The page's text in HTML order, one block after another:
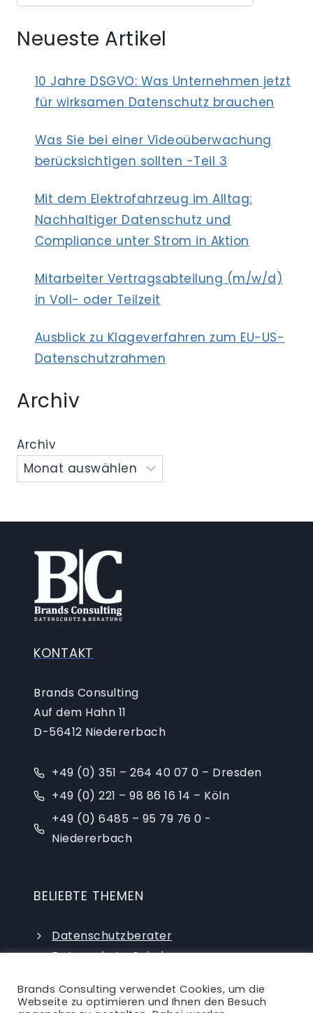
Neueste Artikel
10 Jahre DSGVO: Was Unternehmen jetzt
für wirksamen Datenschutz brauchen
Was Sie bei einer Videoüberwachung
berücksichtigen sollten -Teil 3
Mit dem Elektrofahrzeug im Alltag:
Nachhaltiger Datenschutz und
Compliance unter Strom in Aktion
Mitarbeiter Vertragsabteilung (m/w/d)
in Voll- oder Teilzeit
Ausblick zu Klageverfahren zum EU-US-
Datenschutzrahmen
Archiv
Archiv
KONTAKT
Brands Consulting
Auf dem Hahn 11
D-56412 Niedererbach
+49 (0) 351 – 264 40 07 0 – Dresden
+49 (0) 221 – 98 86 16 14 – Köln
+49 (0) 6485 – 95 79 76 0 -
Niedererbach
BELIEBTE THEMEN
Datenschutzberater
Datenschutz-Schulungen
externer Datenschutzbeauftragter
Brands Consulting verwendet Cookies, um die
Webseite zu optimieren und Ihnen den Besuch